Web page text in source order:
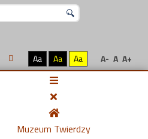
Aa Aa Aa A- A A+
Muzeum Twierdzy